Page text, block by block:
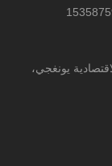
يونغجي،